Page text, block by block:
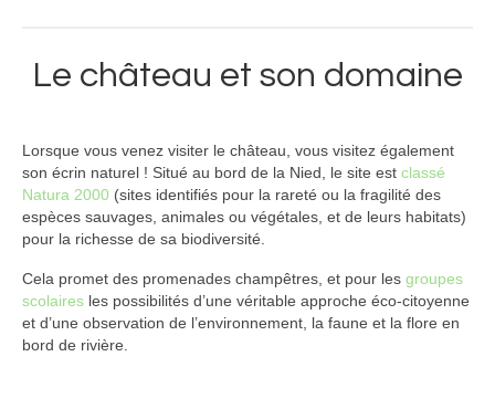
Le château et son domaine
Lorsque vous venez visiter le château, vous visitez également
son écrin naturel ! Situé au bord de la Nied, le site est classé
Natura 2000 (sites identifiés pour la rareté ou la fragilité des
espèces sauvages, animales ou végétales, et de leurs habitats)
pour la richesse de sa biodiversité.
Cela promet des promenades champêtres, et pour les groupes
scolaires les possibilités d’une véritable approche éco-citoyenne
et d’une observation de l’environnement, la faune et la flore en
bord de rivière.